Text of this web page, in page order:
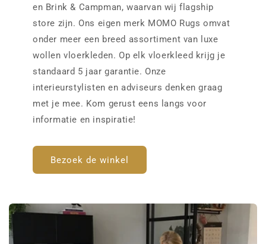
en Brink & Campman, waarvan wij flagship
store zijn. Ons eigen merk MOMO Rugs omvat
onder meer een breed assortiment van luxe
wollen vloerkleden. Op elk vloerkleed krijg je
standaard 5 jaar garantie. Onze
interieurstylisten en adviseurs denken graag
met je mee. Kom gerust eens langs voor
informatie en inspiratie!
Bezoek de winkel